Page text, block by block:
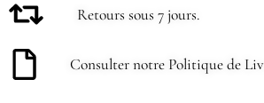
Retours sous 7 jours.
Consulter notre Politique de